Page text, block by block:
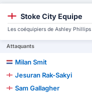
Stoke City Equipe
Les coéquipiers de Ashley
Attaquants
Milan Smit
Jesuran Rak-Sakyi
Sam Gallagher